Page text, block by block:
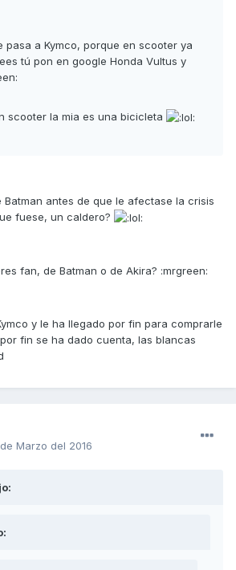
pasa a Kymco, porque en scooter ya
tú pon en google Honda Vultus y
scooter la mia es una bicicleta
Batman antes de que le afectase la crisis
fuese, un caldero?
fan, de Batman o de Akira? :mrgreen:
y le ha llegado por fin para comprarle
fin se ha dado cuenta, las blancas
Marzo del 2016